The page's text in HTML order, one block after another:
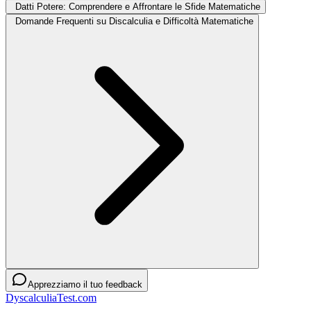
Datti Potere: Comprendere e Affrontare le Sfide Matematiche
Domande Frequenti su Discalculia e Difficoltà Matematiche
Apprezziamo il tuo feedback
DyscalculiaTest.com